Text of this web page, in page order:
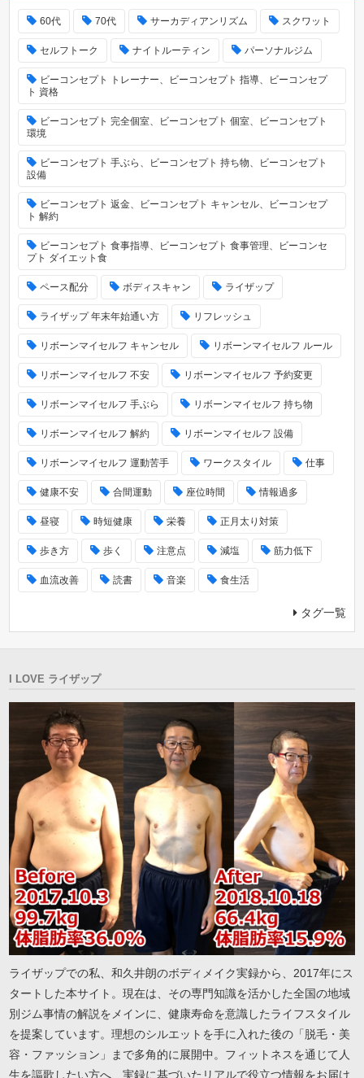
60代 70代 サーカディアンリズム スクワット
セルフトーク ナイトルーティン パーソナルジム
ビーコンセプト トレーナー、ビーコンセプト 指導、ビーコンセプ
ト 資格
ビーコンセプト 完全個室、ビーコンセプト 個室、ビーコンセプト
環境
ビーコンセプト 手ぶら、ビーコンセプト 持ち物、ビーコンセプト
設備
ビーコンセプト 返金、ビーコンセプト キャンセル、ビーコンセプ
ト 解約
ビーコンセプト 食事指導、ビーコンセプト 食事管理、ビーコンセ
プト ダイエット食
ペース配分 ボディスキャン ライザップ
ライザップ 年末年始通い方 リフレッシュ
リボーンマイセルフ キャンセル リボーンマイセルフ ルール
リボーンマイセルフ 不安 リボーンマイセルフ 予約変更
リボーンマイセルフ 手ぶら リボーンマイセルフ 持ち物
リボーンマイセルフ 解約 リボーンマイセルフ 設備
リボーンマイセルフ 運動苦手 ワークスタイル 仕事
健康不安 合間運動 座位時間 情報過多
昼寝 時短健康 栄養 正月太り対策
歩き方 歩く 注意点 減塩 筋力低下
血流改善 読書 音楽 食生活
タグ一覧
I LOVE ライザップ
ライザップでの私、和久井朗のボディメイク実録から、2017年にス
タートした本サイト。現在は、その専門知識を活かした全国の地域
別ジム事情の解説をメインに、健康寿命を意識したライフスタイル
を提案しています。理想のシルエットを手に入れた後の「脱毛・美
容・ファッション」まで多角的に展開中。フィットネスを通じて人
生を謳歌したい方へ、実録に基づいたリアルで役立つ情報をお届け